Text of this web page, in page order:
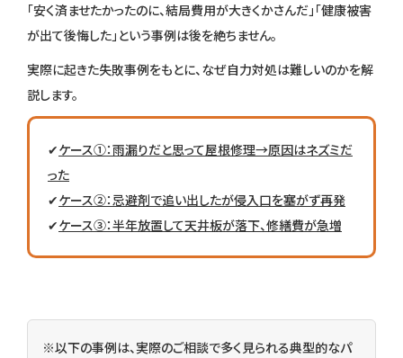
「安く済ませたかったのに、結局費用が大きくかさんだ」「健康被害
が出て後悔した」という事例は後を絶ちません。
実際に起きた失敗事例をもとに、なぜ自力対処は難しいのかを解
説します。
✔ケース①：雨漏りだと思って屋根修理→原因はネズミだ
った
✔ケース②：忌避剤で追い出したが侵入口を塞がず再発
✔ケース③：半年放置して天井板が落下、修繕費が急増
※以下の事例は、実際のご相談で多く見られる典型的なパ